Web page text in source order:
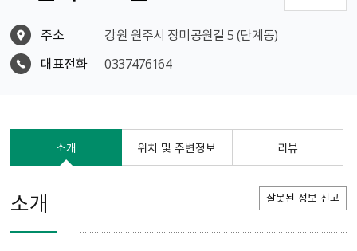
주소
강원 원주시 장미공원길 5 (단계동)
대표전화
0337476164
소개 위치 및 주변정보 리뷰
소개 잘못된 정보 신고